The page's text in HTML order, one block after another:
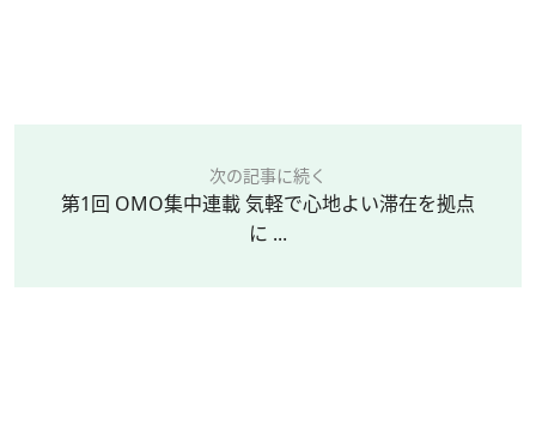
次の記事に続く
第1回 OMO集中連載 気軽で心地よい滞在を拠点
に ...